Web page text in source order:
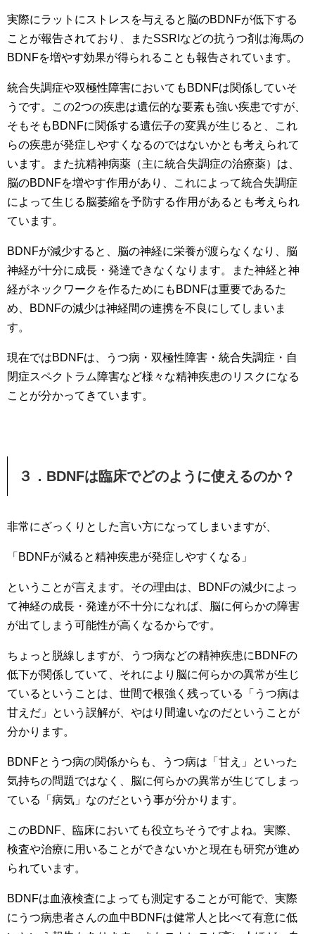
実際にラットにストレスを与えると脳のBDNFが低下する
ことが報告されており、またSSRIなどの抗うつ剤は海馬の
BDNFを増やす効果が得られることも報告されています。
統合失調症や双極性障害においてもBDNFは関係していそ
うです。この2つの疾患は遺伝的な要素も強い疾患ですが、
そもそもBDNFに関係する遺伝子の変異が生じると、これ
らの疾患が発症しやすくなるのではないかとも考えられて
います。また抗精神病薬（主に統合失調症の治療薬）は、
脳のBDNFを増やす作用があり、これによって統合失調症
によって生じる脳萎縮を予防する作用があるとも考えられ
ています。
BDNFが減少すると、脳の神経に栄養が渡らなくなり、脳
神経が十分に成長・発達できなくなります。また神経と神
経がネックワークを作るためにもBDNFは重要であるた
め、BDNFの減少は神経間の連携を不良にしてしまいま
す。
現在ではBDNFは、うつ病・双極性障害・統合失調症・自
閉症スペクトラム障害など様々な精神疾患のリスクになる
ことが分かってきています。
３．BDNFは臨床でどのように使えるのか？
非常にざっくりとした言い方になってしまいますが、
「BDNFが減ると精神疾患が発症しやすくなる」
ということが言えます。その理由は、BDNFの減少によっ
て神経の成長・発達が不十分になれば、脳に何らかの障害
が出てしまう可能性が高くなるからです。
ちょっと脱線しますが、うつ病などの精神疾患にBDNFの
低下が関係していて、それにより脳に何らかの異常が生じ
ているということは、世間で根強く残っている「うつ病は
甘えだ」という誤解が、やはり間違いなのだということが
分かります。
BDNFとうつ病の関係からも、うつ病は「甘え」といった
気持ちの問題ではなく、脳に何らかの異常が生じてしまっ
ている「病気」なのだという事が分かります。
このBDNF、臨床においても役立ちそうですよね。実際、
検査や治療に用いることができないかと現在も研究が進め
られています。
BDNFは血液検査によっても測定することが可能で、実際
にうつ病患者さんの血中BDNFは健常人と比べて有意に低